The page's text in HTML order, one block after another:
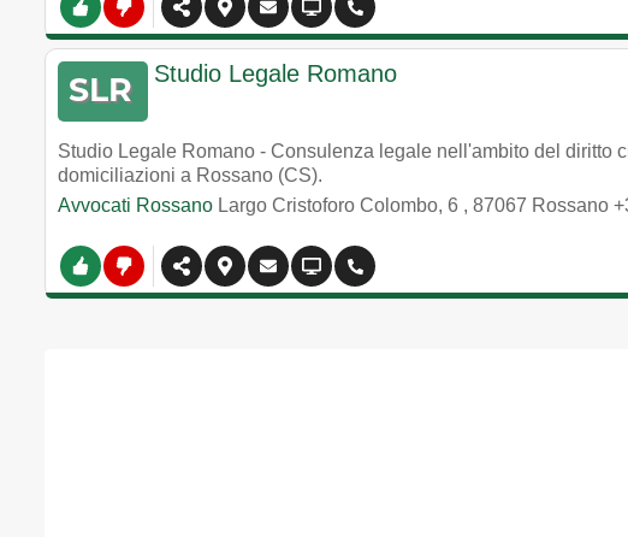
Studio Legale Romano
Studio Legale Romano - Consulenza legale nell'ambito del diritto
domiciliazioni a Rossano (CS).
Avvocati Rossano Largo Cristoforo Colombo, 6 , 87067 Rossano